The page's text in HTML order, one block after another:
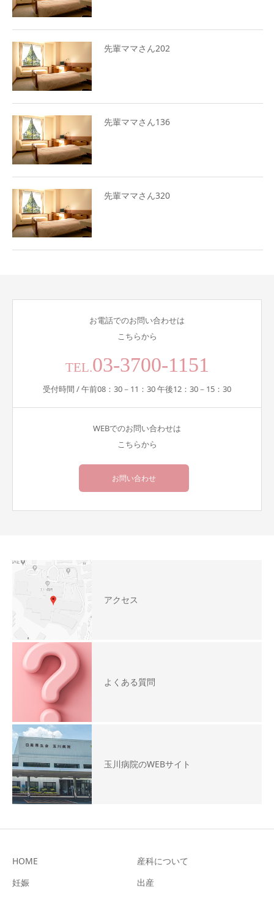
先輩ママさん202
先輩ママさん136
先輩ママさん320
お電話でのお問い合わせは
こちらから
TEL.03-3700-1151
受付時間 / 午前08：30－11：30 午後12：30－15：30
WEBでのお問い合わせは
こちらから
お問い合わせ
アクセス
よくある質問
玉川病院のWEBサイト
HOME
産科について
妊娠
出産